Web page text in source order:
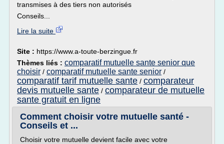
transmises à des tiers non autorisés
Conseils...
Lire la suite
Site : https://www.a-toute-berzingue.fr
Thèmes liés : comparatif mutuelle sante senior que
choisir / comparatif mutuelle sante senior /
comparatif tarif mutuelle sante / comparateur
devis mutuelle sante / comparateur de mutuelle
sante gratuit en ligne
Comment choisir votre mutuelle santé -
Conseils et ...
Choisir votre mutuelle devient facile avec votre